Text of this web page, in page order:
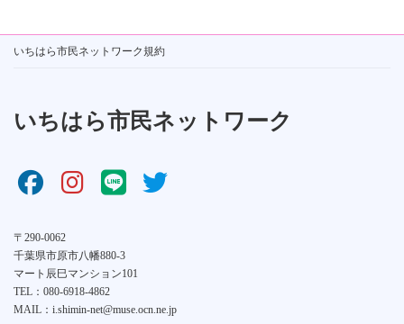
いちはら市民ネットワーク規約
いちはら市民ネットワーク
〒290-0062
千葉県市原市八幡880-3
マート辰巳マンション101
TEL：080-6918-4862
MAIL：i.shimin-net@muse.ocn.ne.jp